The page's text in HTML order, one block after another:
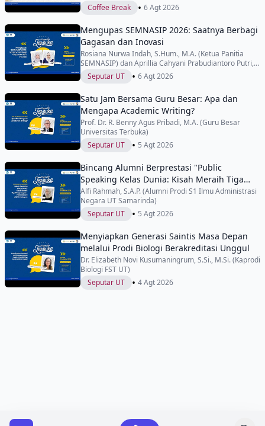
Coffee Break
• 6 Agt 2026
Mengupas SEMNASIP 2026: Saatnya Berbagi
Gagasan dan Inovasi
Rosiana Nurwa Indah, S.Hum., M.A. (Ketua Panitia
SEMNASIP) dan Aprillia Cahyani Prabudiantoro Putri,
S.Sos., M.Si. (Wakil Ketua Panitia SEMNASIP)
Seputar UT • 6 Agt 2026
Satu Jam Bersama Guru Besar: Apa dan
Mengapa Academic Writing?
Prof. Dr. R. Benny Agus Pribadi, M.A. (Guru Besar
Universitas Terbuka)
Seputar UT
• 5 Agt 2026
Bincang Alumni Berprestasi "Public
Speaking Kelas Dunia: Kisah Meraih Tiga
Penghargaan Internasional di IYEN
Malaysia"
Alfi Rahmah, S.A.P. (Alumni Prodi S1 Ilmu Administrasi
Negara UT Samarinda)
Seputar UT
• 5 Agt 2026
Menyiapkan Generasi Saintis Masa Depan
melalui Prodi Biologi Berakreditasi Unggul
Dr. Elizabeth Novi Kusumaningrum, S.Si., M.Si. (Kaprodi
Biologi FST UT)
Seputar UT
• 4 Agt 2026